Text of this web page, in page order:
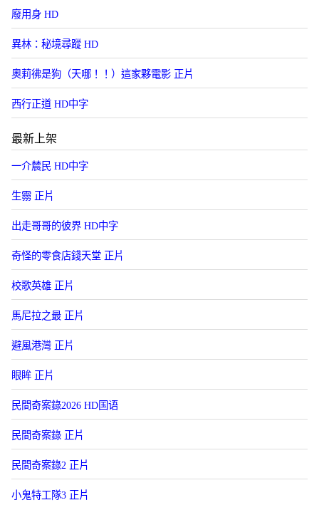
廢用身 HD
異林：秘境尋蹤 HD
奧莉彿是狗（天哪！！）這家夥電影 正片
西行正道 HD中字
最新上架
一介辳民 HD中字
生霛 正片
出走哥哥的彼界 HD中字
奇怪的零食店錢天堂 正片
校歌英雄 正片
馬尼拉之最 正片
避風港灣 正片
眼眸 正片
民間奇案錄2026 HD国语
民間奇案錄 正片
民間奇案錄2 正片
小鬼特工隊3 正片